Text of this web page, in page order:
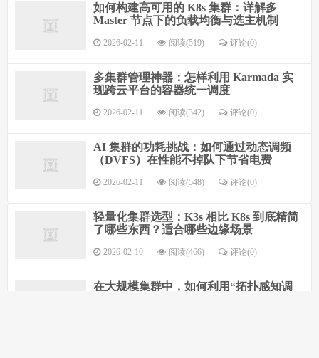
如何构建高可用的 K8s 集群：详解多
Master 节点下的负载均衡与选主机制
2026-02-11 阅读(519) 评论(0)
多集群管理神器：怎样利用 Karmada 实
现跨云平台的容器统一调度
2026-02-11 阅读(342) 评论(0)
AI 集群的功耗挑战：如何通过动态调频
（DVFS）在性能不掉队下节省电费
2026-02-11 阅读(548) 评论(0)
轻量化集群选型：K3s 相比 K8s 到底精简
了哪些东西？适合哪些边缘场景
2026-02-10 阅读(466) 评论(0)
在大规模集群中，如何利用“拓扑感知调